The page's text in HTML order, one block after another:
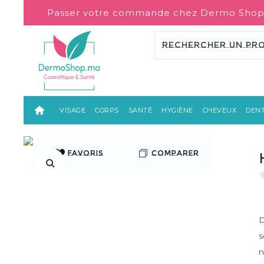
Passer votre commande chez Dermo
VISAGE CORPS SANTÉ HYGIÈNE CHEVEUX
FAVORIS COMPARER